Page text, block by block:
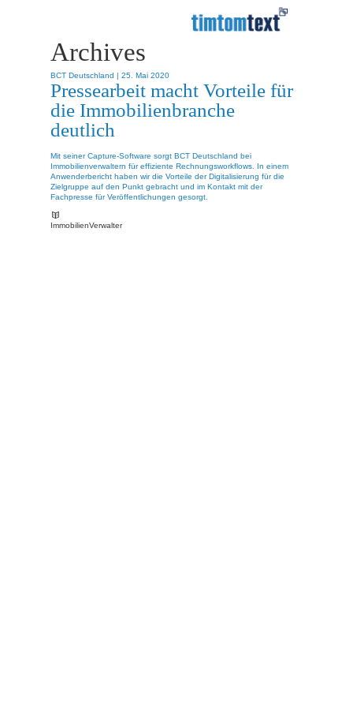
Archives
BCT Deutschland | 25. Mai 2020
Pressearbeit macht Vorteile für
die Immobilienbranche
deutlich
Mit seiner Capture-Software sorgt BCT Deutschland bei
Immobilienverwaltern für effiziente Rechnungsworkflows. In einem
Anwenderbericht haben wir die Vorteile der Digitalisierung für die
Zielgruppe auf den Punkt gebracht und im Kontakt mit der
Fachpresse für Veröffentlichungen gesorgt.
ImmobilienVerwalter